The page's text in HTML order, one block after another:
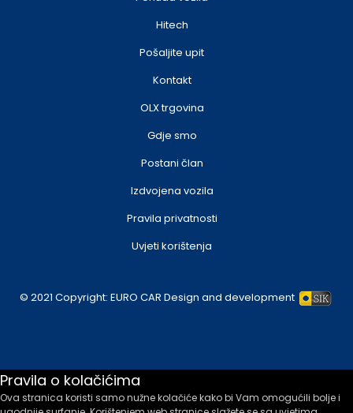
Hitech
Pošaljite upit
Kontakt
OLX trgovina
Gdje smo
Postani član
Izdvojena vozila
Pravila privatnosti
Uvjeti korištenja
© 2021 Copyright: EURO CAR Design and development
Pravila o kolačićima
Ova stranica koristi samo nužne kolačiće kako bi Vam omogućili bolje i